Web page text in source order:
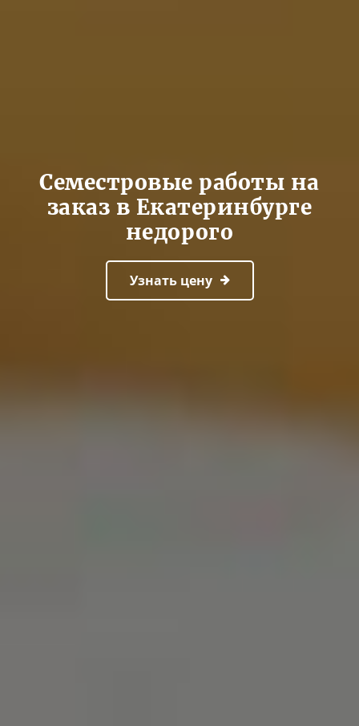
Семестровые работы на
заказ в Екатеринбурге
недорого
Узнать цену